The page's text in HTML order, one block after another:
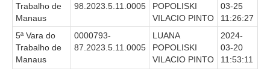
Trabalho de
Manaus
98.2023.5.11.0005
POPOLISKI
VILACIO PINTO
03-25
11:26:27
5ª Vara do
Trabalho de
Manaus
0000793-
87.2023.5.11.0005
LUANA
POPOLISKI
VILACIO PINTO
2024-
03-20
11:53:11